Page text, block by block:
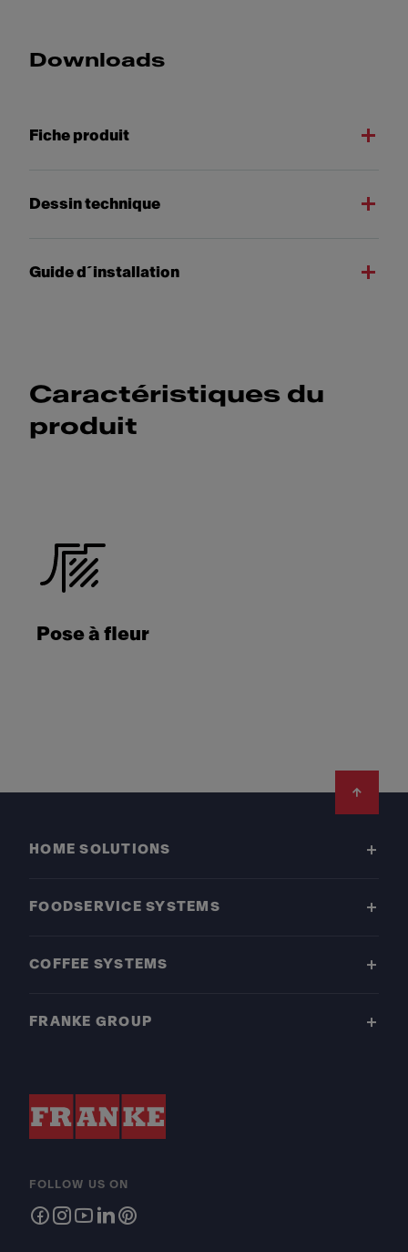
Downloads
Fiche produit
Dessin technique
Guide d´installation
Caractéristiques du
produit
Pose à fleur
HOME SOLUTIONS
FOODSERVICE SYSTEMS
COFFEE SYSTEMS
FRANKE GROUP
FOLLOW US ON